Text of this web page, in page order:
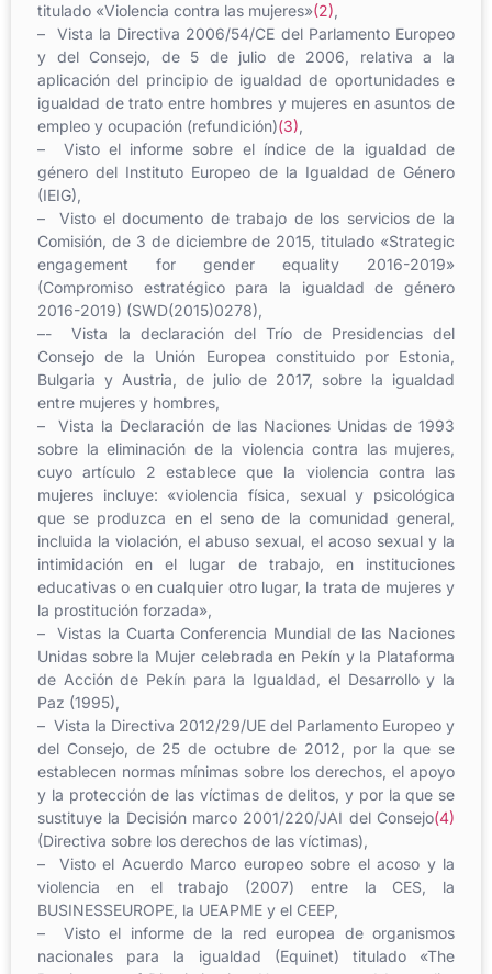
titulado «Violencia contra las mujeres»(2),
– Vista la Directiva 2006/54/CE del Parlamento Europeo
y del Consejo, de 5 de julio de 2006, relativa a la
aplicación del principio de igualdad de oportunidades e
igualdad de trato entre hombres y mujeres en asuntos de
empleo y ocupación (refundición)(3),
– Visto el informe sobre el índice de la igualdad de
género del Instituto Europeo de la Igualdad de Género
(IEIG),
– Visto el documento de trabajo de los servicios de la
Comisión, de 3 de diciembre de 2015, titulado «Strategic
engagement for gender equality 2016-2019»
(Compromiso estratégico para la igualdad de género
2016-2019) (SWD(2015)0278),
–- Vista la declaración del Trío de Presidencias del
Consejo de la Unión Europea constituido por Estonia,
Bulgaria y Austria, de julio de 2017, sobre la igualdad
entre mujeres y hombres,
– Vista la Declaración de las Naciones Unidas de 1993
sobre la eliminación de la violencia contra las mujeres,
cuyo artículo 2 establece que la violencia contra las
mujeres incluye: «violencia física, sexual y psicológica
que se produzca en el seno de la comunidad general,
incluida la violación, el abuso sexual, el acoso sexual y la
intimidación en el lugar de trabajo, en instituciones
educativas o en cualquier otro lugar, la trata de mujeres y
la prostitución forzada»,
– Vistas la Cuarta Conferencia Mundial de las Naciones
Unidas sobre la Mujer celebrada en Pekín y la Plataforma
de Acción de Pekín para la Igualdad, el Desarrollo y la
Paz (1995),
– Vista la Directiva 2012/29/UE del Parlamento Europeo y
del Consejo, de 25 de octubre de 2012, por la que se
establecen normas mínimas sobre los derechos, el apoyo
y la protección de las víctimas de delitos, y por la que se
sustituye la Decisión marco 2001/220/JAI del Consejo(4)
(Directiva sobre los derechos de las víctimas),
– Visto el Acuerdo Marco europeo sobre el acoso y la
violencia en el trabajo (2007) entre la CES, la
BUSINESSEUROPE, la UEAPME y el CEEP,
– Visto el informe de la red europea de organismos
nacionales para la igualdad (Equinet) titulado «The